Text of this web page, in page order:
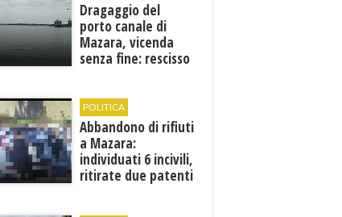
Dragaggio del
porto canale di
Mazara, vicenda
senza fine: rescisso
POLITICA
Abbandono di rifiuti
a Mazara:
individuati 6 incivili,
ritirate due patenti